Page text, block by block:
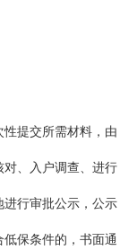
提交所需材料，由
、入户调查、进行
行审批公示，公示
保条件的，书面通